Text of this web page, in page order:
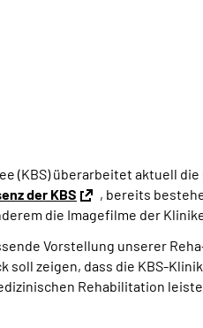
(KBS) überarbeitet aktuell
der KBS
, bereits
die Imagefilme der
Vorstellung unserer
soll zeigen, dass die KBS-
Rehabilitation